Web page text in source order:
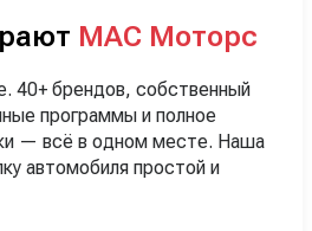
МАС Моторс
40+ брендов, собственный
программы и полное
— всё в одном месте. Наша
автомобиля простой и